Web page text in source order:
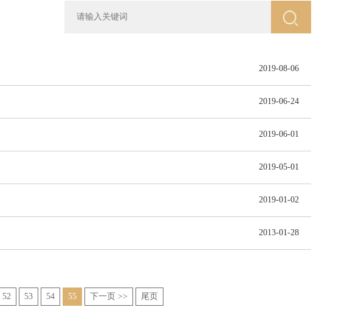
2019-08-06
2019-06-24
2019-06-01
2019-05-01
2019-01-02
2013-01-28
52 53 54 55 下一页 >> 尾页